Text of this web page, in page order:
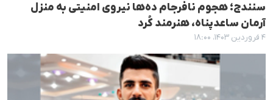
سنندج؛ هجوم نافرجام ده‌ها نیروی امنیتی به منزل
آرمان ساعدپناه، هنرمند کُرد
۴ فروردین ۱۴۰۳، ۱۸:۰۰